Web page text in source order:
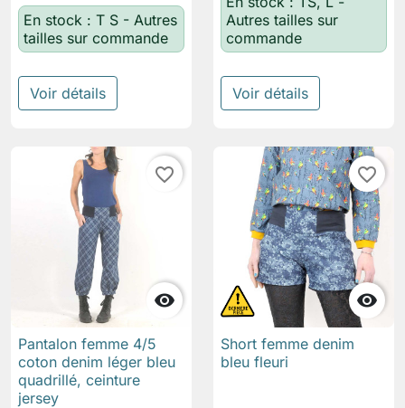
En stock : T S - Autres
tailles sur commande
Voir détails
Autres tailles sur
commande
Voir détails

favorite_border
Pantalon femme 4/5
coton denim léger bleu
quadrillé, ceinture
jersey

favorite_border
Short femme denim
bleu fleuri